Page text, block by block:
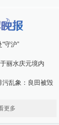
守沪”
丽水庆元境内
污乱象：良田被毁
更多